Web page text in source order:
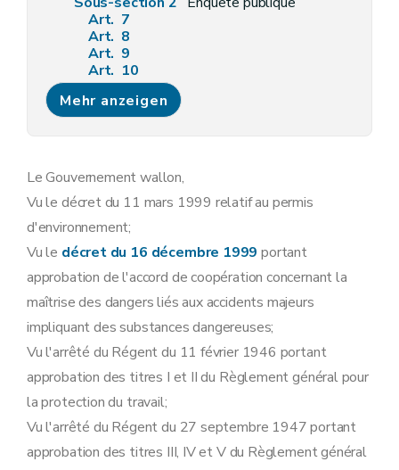
Art. 7
Art. 8
Art. 9
Art. 10
Art. 11
Art. 12
Art. 13
Art. 15
Art. 17
Sous-section 4
Art. 18
Sous-section 5 Contenu du permis d'environnement
Art. 19
Sous-section 6
Modalités d'instruction des recours dirigés contre les décisions relatives aux demandes de permis d'environnement
Art. 20
Art. 21
Art. 22
Art. 23
Art. 24
Art. 25
Art. 26
Sous-section 7
Tenue des registres des permis d'environnement
Art. 27
Art. 28
Mehr anzeigen
Le Gouvernement wallon,
Vu le décret du 11 mars 1999 relatif au permis
d'environnement;
Vu le décret du 16 décembre 1999 portant
approbation de l'accord de coopération concernant la
maîtrise des dangers liés aux accidents majeurs
impliquant des substances dangereuses;
Vu l'arrêté du Régent du 11 février 1946 portant
approbation des titres I et II du Règlement général pour
la protection du travail;
Vu l'arrêté du Régent du 27 septembre 1947 portant
approbation des titres III, IV et V du Règlement général